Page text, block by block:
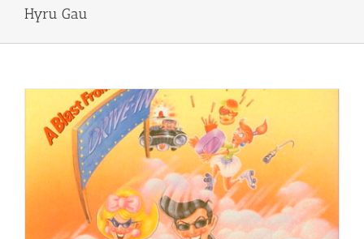
Hyru Gau